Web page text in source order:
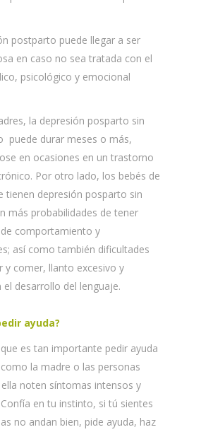
postparto puede llegar a ser
en caso no sea tratada con el
psicológico y emocional
la depresión posparto sin
puede durar meses o más,
en ocasiones en un trastorno
Por otro lado, los bebés de
tienen depresión posparto sin
más probabilidades de tener
comportamiento y
así como también dificultades
y comer, llanto excesivo y
el desarrollo del lenguaje.
ayuda?
es tan importante pedir ayuda
la madre o las personas
noten síntomas intensos y
en tu instinto, si tú sientes
no andan bien, pide ayuda, haz